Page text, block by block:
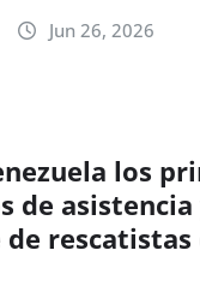
Jun 26, 2026
los
de asistencia
rescatistas